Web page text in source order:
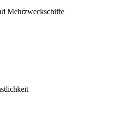
Mehrzweckschiffe